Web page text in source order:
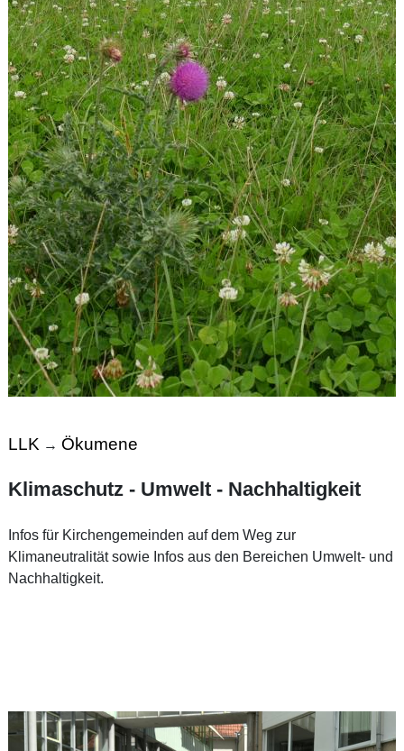
LLK → Ökumene
Klimaschutz - Umwelt - Nachhaltigkeit
Infos für Kirchengemeinden auf dem Weg zur
Klimaneutralität sowie Infos aus den Bereichen Umwelt- und
Nachhaltigkeit.